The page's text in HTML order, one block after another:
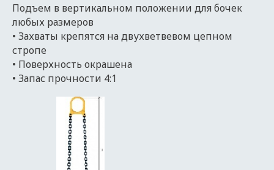
Подъем в вертикальном положении для бочек
любых размеров
• Захваты крепятся на двухветвевом цепном
стропе
• Поверхность окрашена
• Запас прочности 4:1